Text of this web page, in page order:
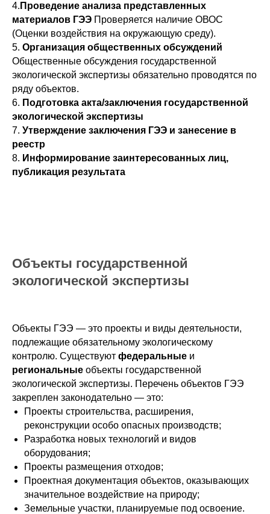
4. Проведение анализа представленных
материалов ГЭЭ Проверяется наличие ОВОС
(Оценки воздействия на окружающую среду).
5. Организация общественных обсуждений
Общественные обсуждения государственной
экологической экспертизы обязательно проводятся по
ряду объектов.
6. Подготовка акта/заключения государственной
экологической экспертизы
7. Утверждение заключения ГЭЭ и занесение в
реестр
8. Информирование заинтересованных лиц,
публикация результата
Объекты государственной
экологической экспертизы
Объекты ГЭЭ — это проекты и виды деятельности,
подлежащие обязательному экологическому
контролю. Существуют федеральные и
региональные объекты государственной
экологической экспертизы. Перечень объектов ГЭЭ
закреплен законодательно — это:
Проекты строительства, расширения,
реконструкции особо опасных производств;
Разработка новых технологий и видов
оборудования;
Проекты размещения отходов;
Проектная документация объектов, оказывающих
значительное воздействие на природу;
Земельные участки, планируемые под освоение.